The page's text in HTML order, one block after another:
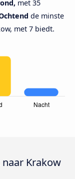
met 35
de minste
met 7 biedt.
naar Krakow